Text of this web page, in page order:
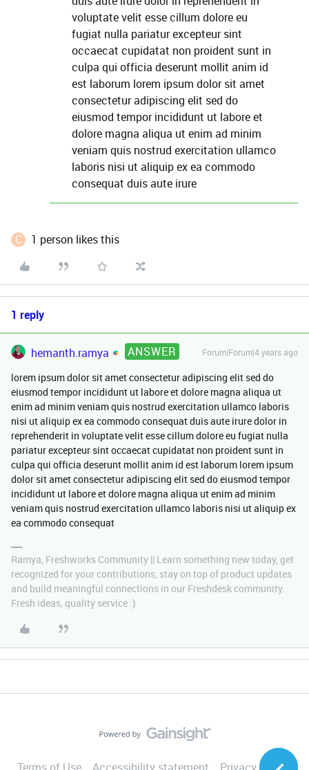
voluptate velit esse cillum dolore eu
fugiat nulla pariatur excepteur sint
occaecat cupidatat non proident sunt in
culpa qui officia deserunt mollit anim id
est laborum lorem ipsum dolor sit amet
consectetur adipiscing elit sed do
eiusmod tempor incididunt ut labore et
dolore magna aliqua ut enim ad minim
veniam quis nostrud exercitation ullamco
laboris nisi ut aliquip ex ea commodo
consequat duis aute irure
C 1 person likes this
1 reply
hemanth.ramya ANSWER Forum|Forum|4 years ago
lorem ipsum dolor sit amet consectetur adipiscing elit sed do
eiusmod tempor incididunt ut labore et dolore magna aliqua ut
enim ad minim veniam quis nostrud exercitation ullamco laboris
nisi ut aliquip ex ea commodo consequat duis aute irure dolor in
reprehenderit in voluptate velit esse cillum dolore eu fugiat nulla
pariatur excepteur sint occaecat cupidatat non proident sunt in
culpa qui officia deserunt mollit anim id est laborum lorem ipsum
dolor sit amet consectetur adipiscing elit sed do eiusmod tempor
incididunt ut labore et dolore magna aliqua ut enim ad minim
veniam quis nostrud exercitation ullamco laboris nisi ut aliquip ex
ea commodo consequat
Ramya, Freshworks Community || Learn something new today, get
recognized for your contributions, stay on top of product updates
and build meaningful connections in our Freshdesk community.
Fresh ideas, quality service :)